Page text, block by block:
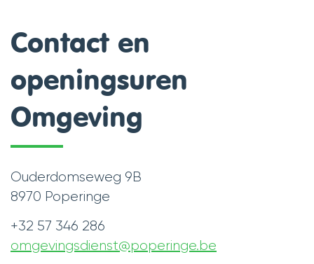
Contact en
openingsuren
Omgeving
Contact
Adres
Ouderdomseweg 9B
,8970 Poperinge
Tel.
+32 57 346 286
E-
omgevingsdienst@poperinge.be